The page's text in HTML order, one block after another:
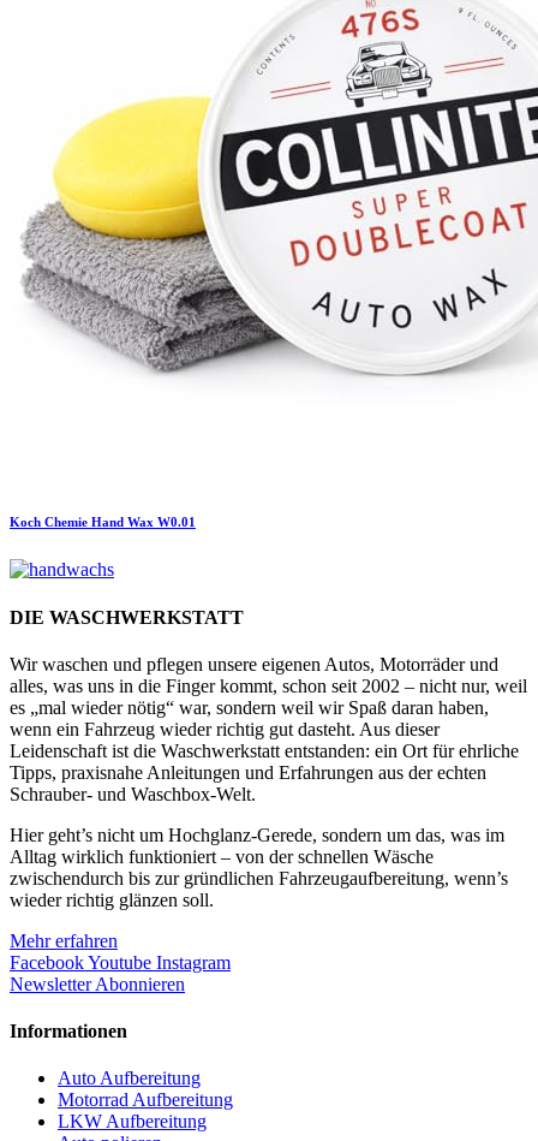
Koch Chemie Hand Wax W0.01
DIE WASCHWERKSTATT
Wir waschen und pflegen unsere eigenen Autos, Motorräder und
alles, was uns in die Finger kommt, schon seit 2002 – nicht nur, weil
es „mal wieder nötig“ war, sondern weil wir Spaß daran haben,
wenn ein Fahrzeug wieder richtig gut dasteht. Aus dieser
Leidenschaft ist die Waschwerkstatt entstanden: ein Ort für ehrliche
Tipps, praxisnahe Anleitungen und Erfahrungen aus der echten
Schrauber- und Waschbox-Welt.
Hier geht’s nicht um Hochglanz-Gerede, sondern um das, was im
Alltag wirklich funktioniert – von der schnellen Wäsche
zwischendurch bis zur gründlichen Fahrzeugaufbereitung, wenn’s
wieder richtig glänzen soll.
Mehr erfahren
FacebookYoutube Instagram
Newsletter Abonnieren
Informationen
Auto Aufbereitung
Motorrad Aufbereitung
LKW Aufbereitung